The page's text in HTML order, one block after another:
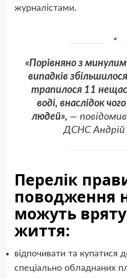
журналістами.
«Порівняно з
випадків
трапилося 11
воді, внаслідок
людей», —
ДСНС Андрій
Перелік
поводження
можуть
життя:
відпочивати та купатися
спеціально обладнаних